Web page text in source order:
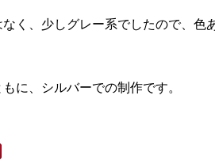
く、少しグレー系でしたので、色
に、シルバーでの制作です。